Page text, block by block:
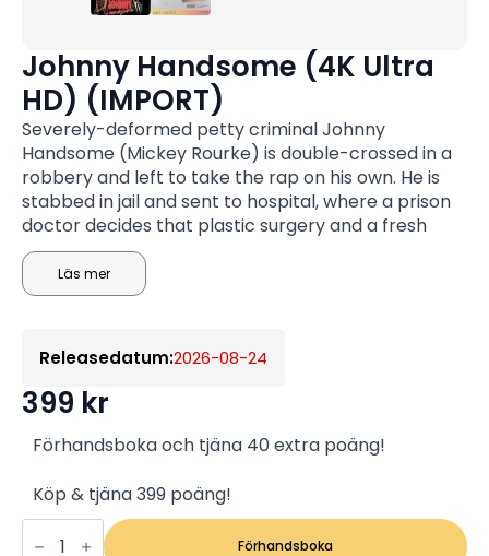
Johnny Handsome (4K Ultra
HD) (IMPORT)
Severely-deformed petty criminal Johnny
Handsome (Mickey Rourke) is double-crossed in a
robbery and left to take the rap on his own. He is
stabbed in jail and sent to hospital, where a prison
doctor decides that plastic surgery and a fresh
start will lead Johnny on the path to reform.
However, when the handsome new Johnny
emerges from prison, his potential fresh start in life
who put him away.
Läs mer
Releasedatum:2026-08-24
399 kr
Förhandsboka och tjäna 40 extra poäng!
Köp & tjäna 399 poäng!
Johnny
Handsome Förhandsboka